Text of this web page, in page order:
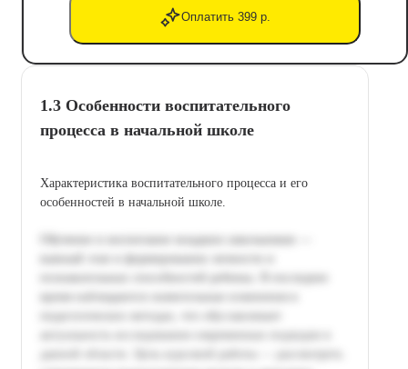
Оплатить 399 р.
1.3 Особенности воспитательного
процесса в начальной школе
Характеристика воспитательного процесса и его
особенностей в начальной школе.